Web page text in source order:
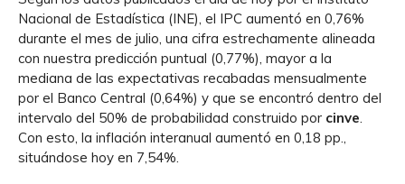
Nacional de Estadística (INE), el IPC aumentó en 0,76%
durante el mes de julio, una cifra estrechamente alineada
con nuestra predicción puntual (0,77%), mayor a la
mediana de las expectativas recabadas mensualmente
por el Banco Central (0,64%) y que se encontró dentro del
intervalo del 50% de probabilidad construido por cinve.
Con esto, la inflación interanual aumentó en 0,18 pp.,
situándose hoy en 7,54%.